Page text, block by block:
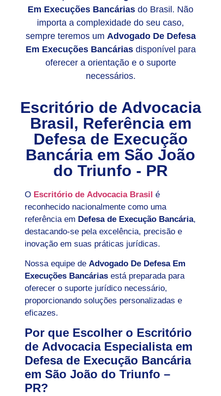
Em Execuções Bancárias do Brasil. Não
importa a complexidade do seu caso,
sempre teremos um Advogado De Defesa
Em Execuções Bancáriasdisponível para
oferecer a orientação e o suporte
necessários.
Escritório de Advocacia
Brasil, Referência em
Defesa de Execução
Bancária em São João
do Triunfo - PR
O Escritório de Advocacia Brasil é
reconhecido nacionalmente como uma
referência em Defesa de Execução Bancária,
destacando-se pela excelência, precisão e
inovação em suas práticas jurídicas.
Nossa equipe de Advogado De Defesa Em
Execuções Bancárias está preparada para
oferecer o suporte jurídico necessário,
proporcionando soluções personalizadas e
eficazes.
Por que Escolher o Escritório
de Advocacia Especialista em
Defesa de Execução Bancária
em São João do Triunfo –
PR?